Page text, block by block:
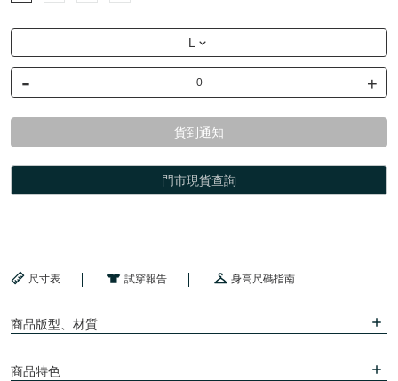
L
- +
貨到通知
門市現貨查詢
尺寸表 試穿報告 身高尺碼指南
商品版型、材質
商品特色